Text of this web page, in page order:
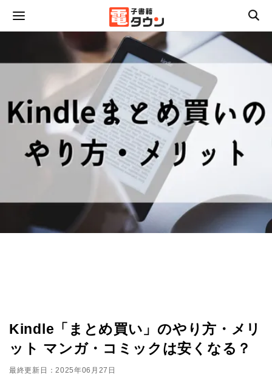
Kindle「まとめ買い」のやり方・メリ
ット マンガ・コミックは安くなる？
最終更新日：2025年06月27日